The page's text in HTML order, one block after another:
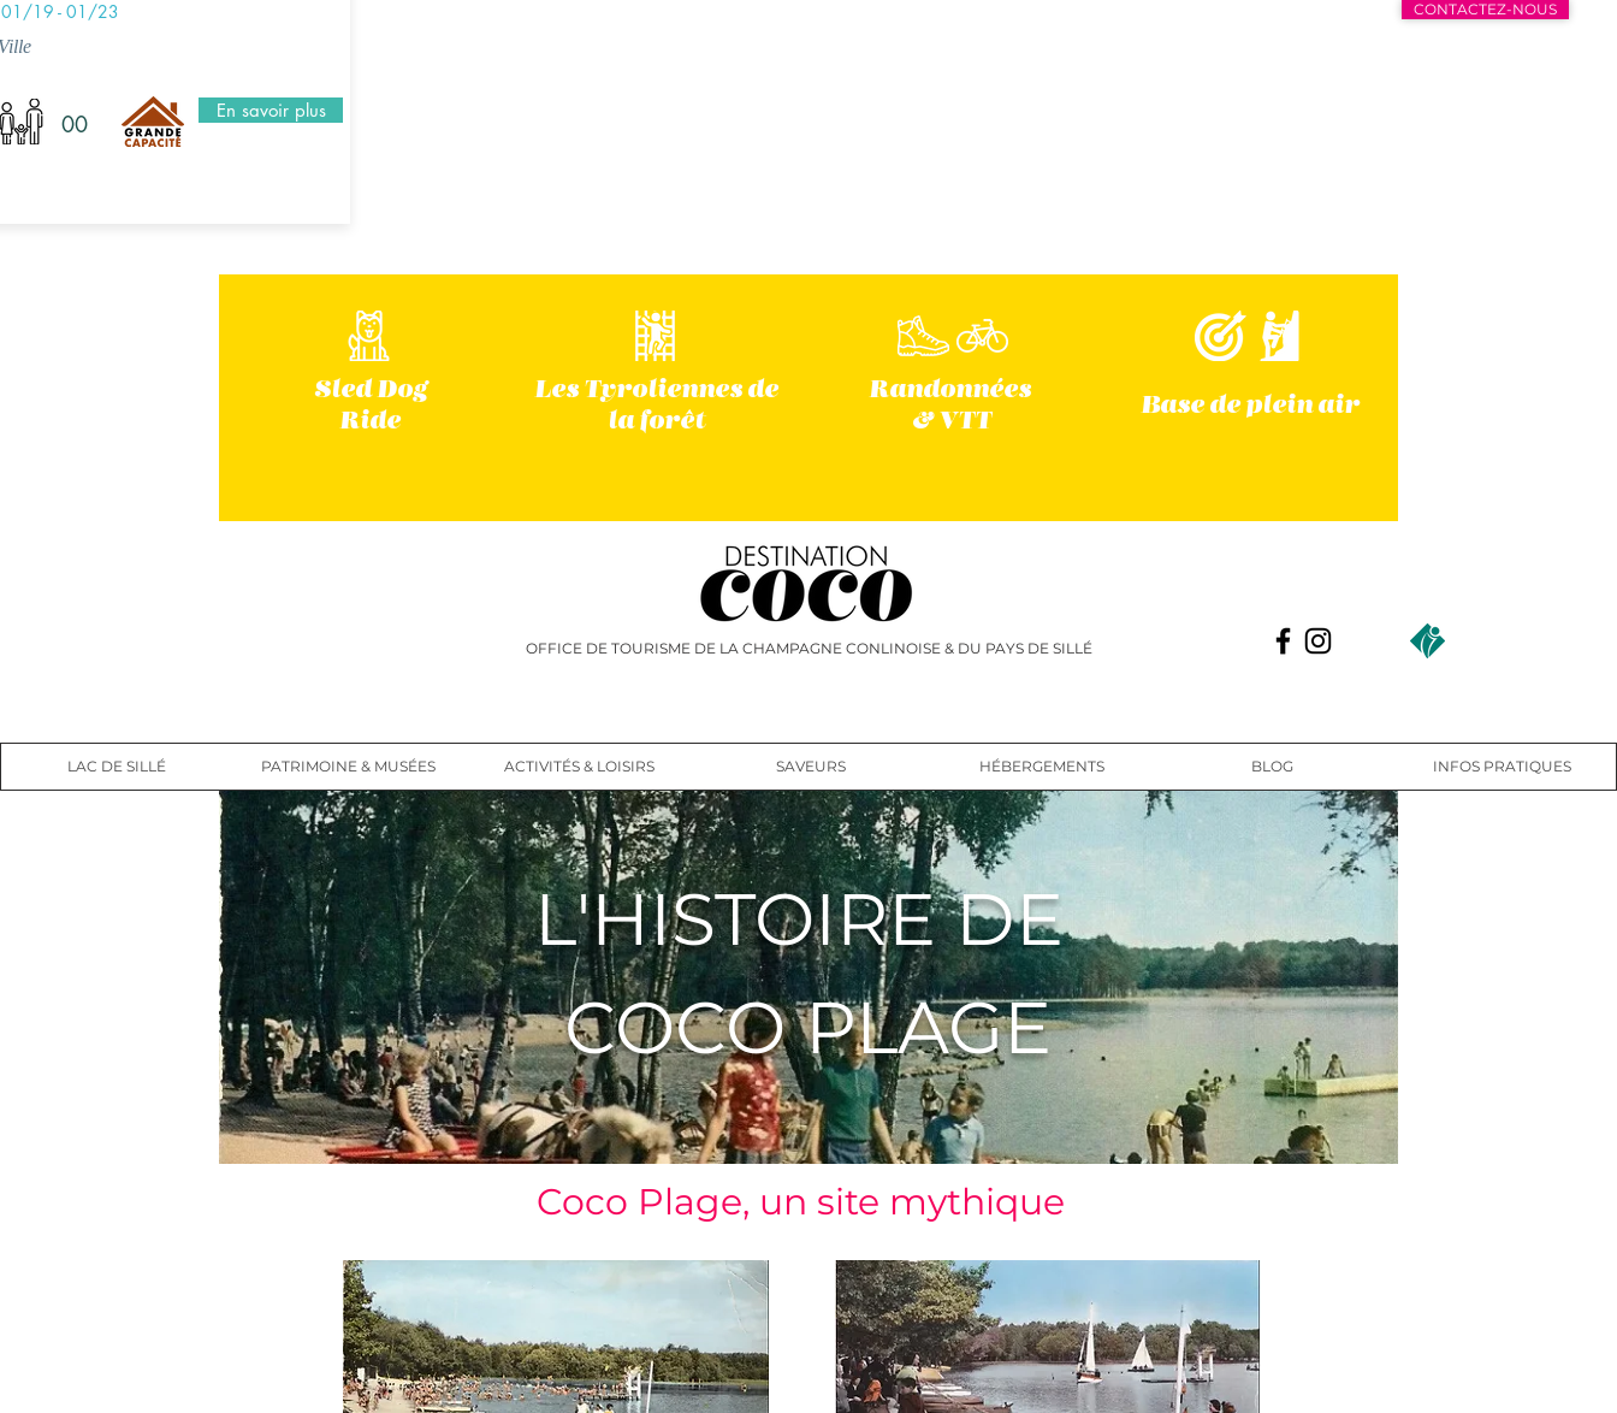
CONTACTEZ-NOUS
01/19 - 01/23
00 En savoir plus
Sled Dog
Ride
Les Tyroliennes de
la forêt
Randonnées
& VTT
Base de plein air
OFFICE DE TOURISME DE LA CHAMPAGNE CONLINOISE & DU PAYS DE SILLÉ
LAC DE SILLÉ PATRIMOINE & MUSÉES ACTIVITÉS & LOISIRS SAVEURS HÉBERGEMENTS BLOG INFOS PRATIQUES
L'HISTOIRE DE
COCO PLAGE
Coco Plage, un site mythique